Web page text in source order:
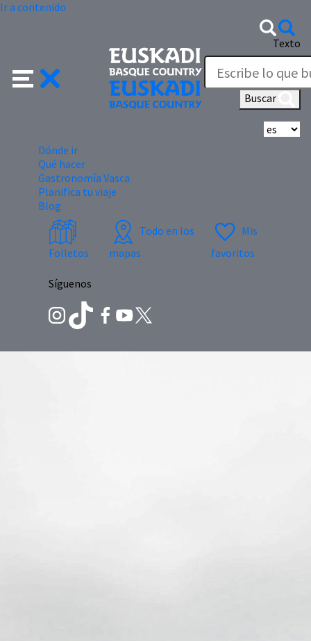
Ir a contenido
Texto
Buscar
Dónde ir
Qué hacer
Gastronomía Vasca
Planifica tu viaje
Blog
Folletos
Todo en los
mapas
Mis
favoritos
Síguenos